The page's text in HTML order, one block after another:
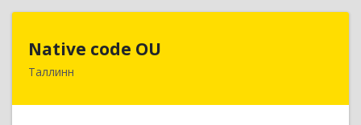
Native code OU
Таллинн